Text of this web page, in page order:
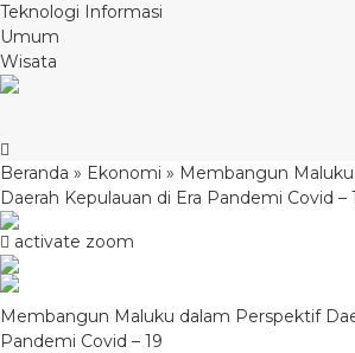
Teknologi Informasi
Umum
Wisata
Beranda » Ekonomi » Membangun
Daerah Kepulauan di Era Pandemi Covid –
activate zoom
Membangun Maluku dalam Perspektif
Pandemi Covid – 19